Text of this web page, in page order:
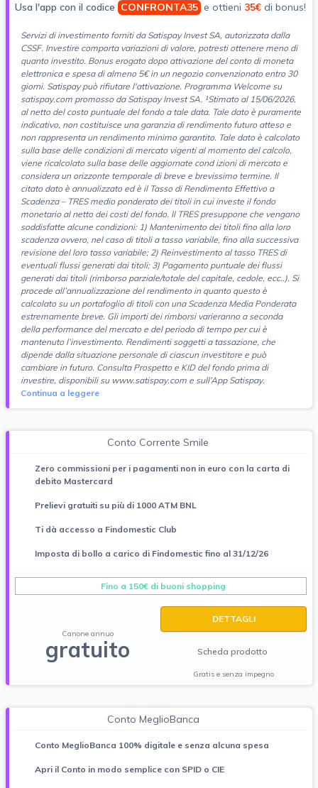
Usa l'app con il codice CONFRONTA35 e ottieni 35€ di bonus!
Servizi di investimento forniti da Satispay Invest SA, autorizzata dalla
CSSF. Investire comporta variazioni di valore, potresti ottenere meno di
quanto investito. Bonus erogato dopo attivazione del conto di moneta
elettronica e spesa di almeno 5€ in un negozio convenzionato entro 30
giorni. Satispay può rifiutare l'attivazione. Programma Welcome su
satispay.com promosso da Satispay Invest SA. ¹Stimato al 15/06/2026,
al netto del costo puntuale del fondo a tale data. Tale dato è puramente
indicativo, non costituisce una garanzia di rendimento futuro atteso e
non rappresenta un rendimento minimo garantito. Tale dato è calcolato
sulla base delle condizioni di mercato vigenti al momento del calcolo,
viene ricalcolato sulla base delle aggiornate cond izioni di mercato e
considera un orizzonte temporale di breve e brevissimo termine. Il
citato dato è annualizzato ed è il Tasso di Rendimento Effettivo a
Scadenza – TRES medio ponderato dei titoli in cui investe il fondo
monetario al netto dei costi del fondo. Il TRES presuppone che vengano
soddisfatte alcune condizioni: 1) Mantenimento dei titoli fino alla loro
scadenza ovvero, nel caso di titoli a tasso variabile, fino alla successiva
revisione del loro tasso variabile; 2) Reinvestimento al tasso TRES di
eventuali flussi generati dai titoli; 3) Pagamento puntuale dei flussi
generati dai titoli (rimborso parziale/totale del capitale, cedole, ecc..). Si
procede all’annualizzazione del rendimento in quanto questo è
calcolato su un portafoglio di titoli con una Scadenza Media Ponderata
estremamente breve. Gli importi dei rimborsi varieranno a seconda
della performance del mercato e del periodo di tempo per cui è
mantenuto l’investimento. Rendimenti soggetti a tassazione, che
dipende dalla situazione personale di ciascun investitore e può
cambiare in futuro. Consulta Prospetto e KID del fondo prima di
investire, disponibili su www.satispay.com e sull’App Satispay.
Continua a leggere
Conto Corrente Smile
Zero commissioni per i pagamenti non in euro con la carta di
debito Mastercard
Prelievi gratuiti su più di 1000 ATM BNL
Ti dà accesso a Findomestic Club
Imposta di bollo a carico di Findomestic fino al 31/12/26
Fino a 150€ di buoni shopping
Canone annuo
gratuito
DETTAGLI
Scheda prodotto
Gratis e senza impegno
Conto MeglioBanca
Conto MeglioBanca 100% digitale e senza alcuna spesa
Apri il Conto in modo semplice con SPID o CIE